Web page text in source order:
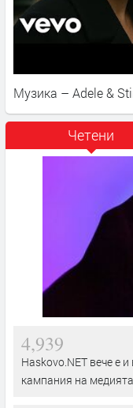
Музика – Adele &
Четени
4,939
Haskovo.NET вече е
кампания на медията